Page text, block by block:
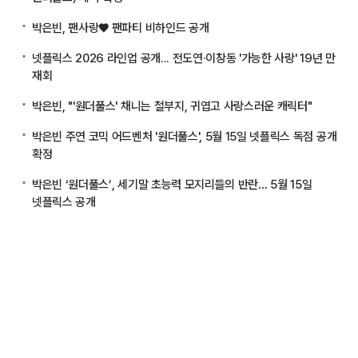
박은빈, 팬사랑♥ 팬파티 비하인드 공개
넷플릭스 2026 라인업 공개... 전도연·이창동 '가능한 사랑' 19년 만
재회
박은빈, "'원더풀스' 채니는 철부지, 귀엽고 사랑스러운 캐릭터"
박은빈 주연 코믹 어드벤처 '원더풀스', 5월 15일 넷플릭스 독점 공개
확정
박은빈 ‘원더풀스’, 세기말 초능력 모지리들의 반란… 5월 15일
넷플릭스 공개